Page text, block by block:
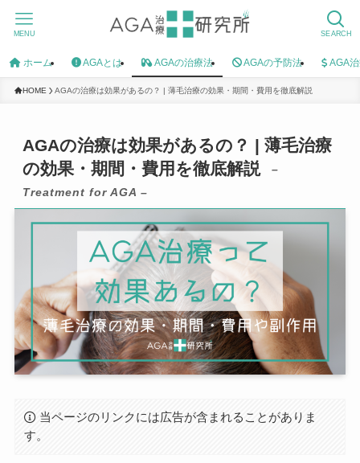
SEARCH
MENU
ホーム AGAとは AGAの治療法 AGAの予防法 AGA
HOME AGAの治療は効果があるの？ | 薄毛治療の効果・期間・費用を徹底解説
AGAの治療は効果があるの？ | 薄毛治療
の効果・期間・費用を徹底解説
–
Treatment for AGA –
当ページのリンクには広告が含まれることがありま
す。